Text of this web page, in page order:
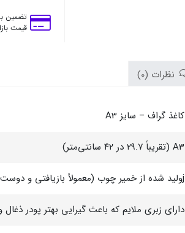
تضمین
قیمت
نظرات (0)
کاغذ گراف – سایز A3
A3 (تقریباً ۲۹.۷ در ۴۲ سانتی‌متر)
jولید شده از خمیر چوب (معمولاً بازیافتی و دوست‌دار محیط زیست).
دارای زبری ملایم که باعث گیرایی بهتر پودر